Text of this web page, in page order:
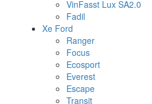
VinFasst Lux SA2.0
Fadil
Xe Ford
Ranger
Focus
Ecosport
Everest
Escape
Transit